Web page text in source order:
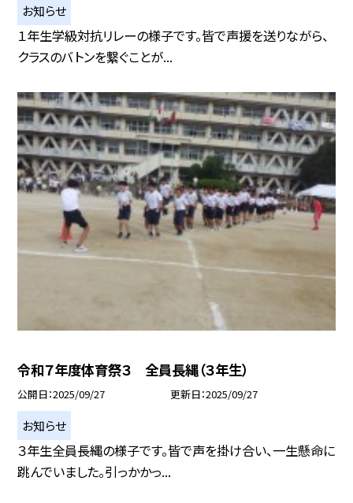
お知らせ
１年生学級対抗リレーの様子です。皆で声援を送りながら、
クラスのバトンを繋ぐことが...
令和７年度体育祭３ 全員長縄（３年生）
公開日 2025/09/27 更新日 2025/09/27
お知らせ
３年生全員長縄の様子です。皆で声を掛け合い、一生懸命に
跳んでいました。引っかかっ...